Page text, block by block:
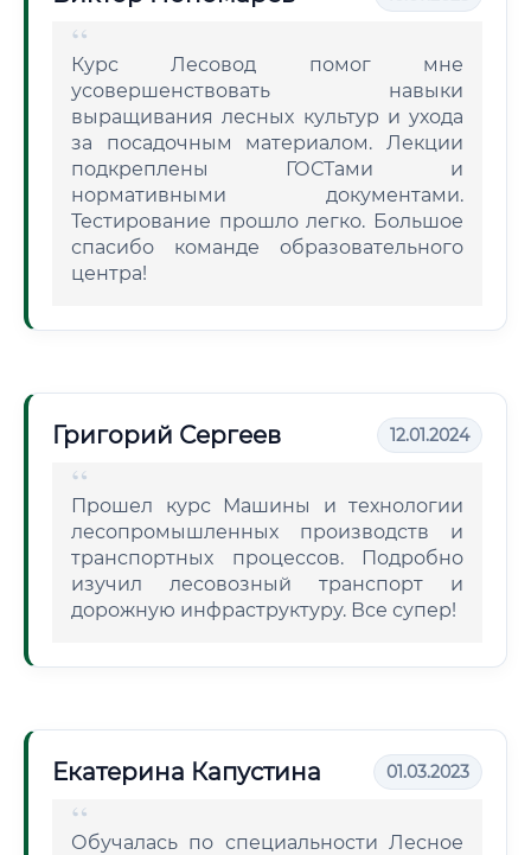
Курс Лесовод помог мне
усовершенствовать навыки
выращивания лесных культур и ухода
за посадочным материалом. Лекции
подкреплены ГОСТами и
нормативными документами.
Тестирование прошло легко. Большое
спасибо команде образовательного
центра!
Григорий Сергеев 12.01.2024
Прошел курс Машины и технологии
лесопромышленных производств и
транспортных процессов. Подробно
изучил лесовозный транспорт и
дорожную инфраструктуру. Все супер!
Екатерина Капустина 01.03.2023
Обучалась по специальности Лесное